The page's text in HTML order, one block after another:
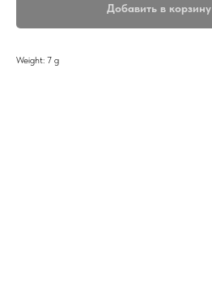
Добавить в корзину
Weight: 7 g